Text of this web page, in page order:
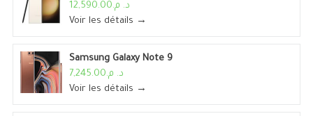
د. م.12,590.00
Voir les détails →
Samsung Galaxy Note 9
د. م.7,245.00
Voir les détails →